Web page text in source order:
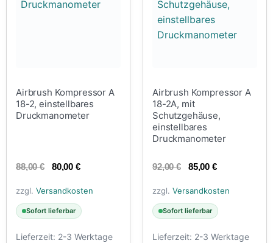
Airbrush Kompressor A
18-2, einstellbares
Druckmanometer
88,00€ 80,00 €
zzgl. Versandkosten
Sofort lieferbar
Lieferzeit: 2-3 Werktage
Airbrush Kompressor A
18-2A, mit
Schutzgehäuse,
einstellbares
Druckmanometer
92,00€ 85,00 €
zzgl. Versandkosten
Sofort lieferbar
Lieferzeit: 2-3 Werktage